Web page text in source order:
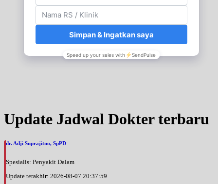
Update Jadwal Dokter terbaru
dr. Adji Suprajitno, SpPD
Spesialis: Penyakit Dalam
Update terakhir: 2026-08-07 20:37:59